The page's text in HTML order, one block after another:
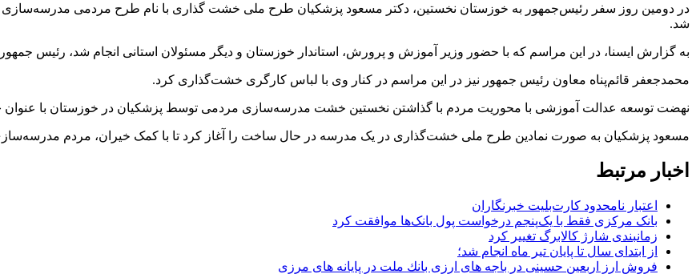
در دومین روز سفر رئیس‌جمهور به خوزستان نخستین، دکتر مسعود پزشکیان طرح ملی خشت گذاری با نام طرح مردمی مدرسه‌سازی
شد.
به گزارش ایسنا، در این مراسم که با حضور وزیر آموزش و پرورش، استاندار خوزستان و دیگر مسئولان استانی انجام شد، رئیس
محمدجعفر قائم‌پناه معاون رئیس جمهور نیز در این مراسم در کنار وی با لباس کارگری خشت‌گذاری کرد.
نهضت توسعه عدالت آموزشی با محوریت مردم با گذاشتن نخستین خشت مدرسه‌سازی مردمی توسط پزشکیان در خوزستان با
مسعود پزشکیان به صورت نمادین طرح ملی خشت‌گذاری در یک مدرسه در حال ساخت را آغاز کرد تا با کمک خیران، مردم
اخبار مرتبط
اعتبار نامحدود کارت‌بلیت خبرنگاران
بانک مرکزی فقط با یک‌‎پنجم درخواست پول بانک‌ها موافقت کرد
زمانبندی شارژ کالابرگ تغییر کرد
از ابتدای سال تا پایان تیر ماه انجام شد؛
فروش ارز اربعین حسینی در باجه های ارزی بانك ملت در پایانه های مرزی